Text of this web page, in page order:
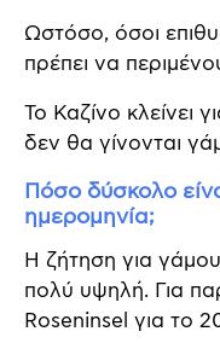
Ωστόσο, όσοι
πρέπει να
Το Καζίνο κλείνει
δεν θα γίνονται
Πόσο δύσκολο
ημερομηνία;
Η ζήτηση για
πολύ υψηλή. Για
Roseninsel για το